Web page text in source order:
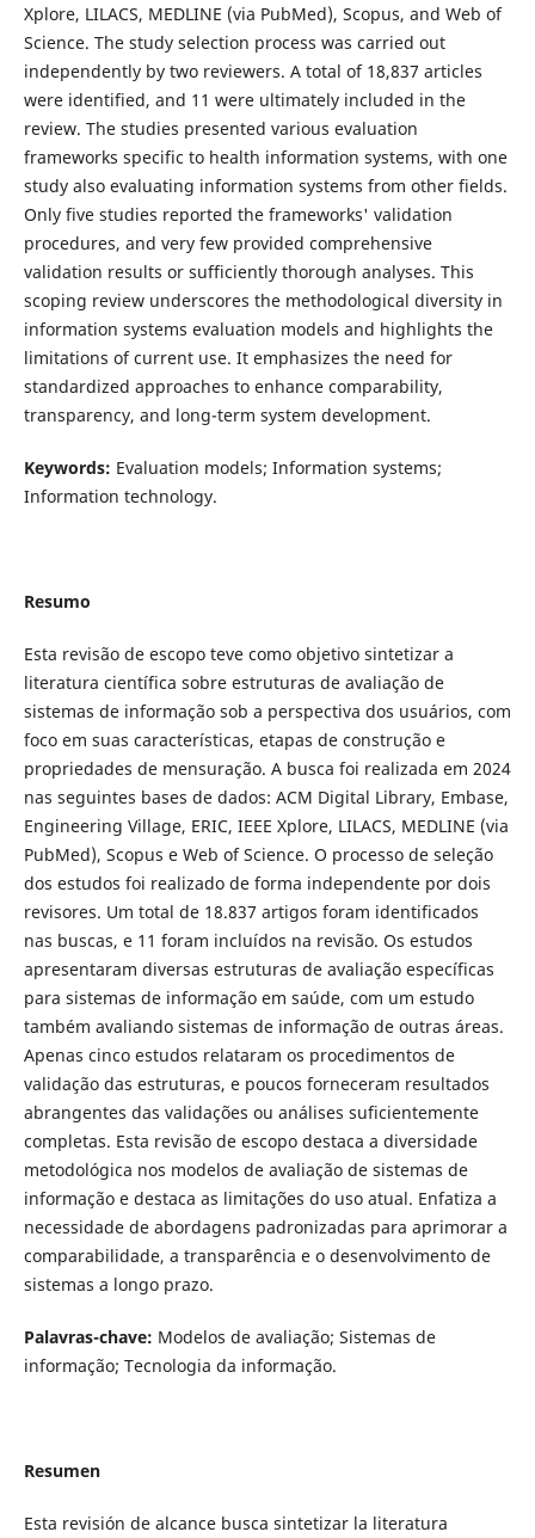
Xplore, LILACS, MEDLINE (via PubMed), Scopus, and Web of
Science. The study selection process was carried out
independently by two reviewers. A total of 18,837 articles
were identified, and 11 were ultimately included in the
review. The studies presented various evaluation
frameworks specific to health information systems, with one
study also evaluating information systems from other fields.
Only five studies reported the frameworks' validation
procedures, and very few provided comprehensive
validation results or sufficiently thorough analyses. This
scoping review underscores the methodological diversity in
information systems evaluation models and highlights the
limitations of current use. It emphasizes the need for
standardized approaches to enhance comparability,
transparency, and long-term system development.
Keywords: Evaluation models; Information systems;
Information technology.
Resumo
Esta revisão de escopo teve como objetivo sintetizar a
literatura científica sobre estruturas de avaliação de
sistemas de informação sob a perspectiva dos usuários, com
foco em suas características, etapas de construção e
propriedades de mensuração. A busca foi realizada em 2024
nas seguintes bases de dados: ACM Digital Library, Embase,
Engineering Village, ERIC, IEEE Xplore, LILACS, MEDLINE (via
PubMed), Scopus e Web of Science. O processo de seleção
dos estudos foi realizado de forma independente por dois
revisores. Um total de 18.837 artigos foram identificados
nas buscas, e 11 foram incluídos na revisão. Os estudos
apresentaram diversas estruturas de avaliação específicas
para sistemas de informação em saúde, com um estudo
também avaliando sistemas de informação de outras áreas.
Apenas cinco estudos relataram os procedimentos de
validação das estruturas, e poucos forneceram resultados
abrangentes das validações ou análises suficientemente
completas. Esta revisão de escopo destaca a diversidade
metodológica nos modelos de avaliação de sistemas de
informação e destaca as limitações do uso atual. Enfatiza a
necessidade de abordagens padronizadas para aprimorar a
comparabilidade, a transparência e o desenvolvimento de
sistemas a longo prazo.
Palavras-chave: Modelos de avaliação; Sistemas de
informação; Tecnologia da informação.
Resumen
Esta revisión de alcance busca sintetizar la literatura